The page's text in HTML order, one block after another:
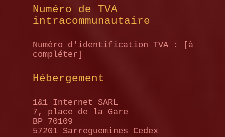
Numéro de TVA
intracommunautaire
Numéro d'identification TVA : [à
compléter]
Hébergement
1&1 Internet SARL
7, place de la Gare
BP 70109
57201 Sarreguemines Cedex